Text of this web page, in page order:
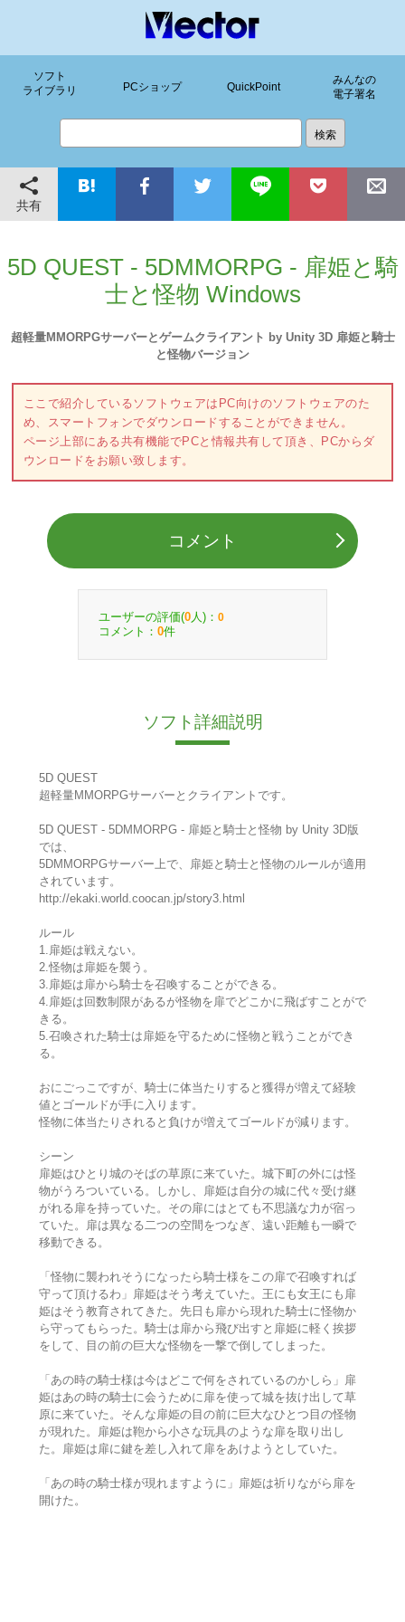
ソフト
ライブラリ
PCショップ QuickPoint
みんなの
電子署名
共有
5D QUEST - 5DMMORPG - 扉姫と騎
士と怪物 Windows
超軽量MMORPGサーバーとゲームクライアント by Unity 3D 扉姫と騎士
と怪物バージョン
ここで紹介しているソフトウェアはPC向けのソフトウェアのた
め、スマートフォンでダウンロードすることができません。
ページ上部にある共有機能でPCと情報共有して頂き、PCからダ
ウンロードをお願い致します。
コメント
ユーザーの評価(0 人)： 0
コメント： 0件
ソフト詳細説明
5D QUEST
超軽量MMORPGサーバーとクライアントです。
5D QUEST - 5DMMORPG - 扉姫と騎士と怪物 by Unity 3D版
では、
5DMMORPGサーバー上で、扉姫と騎士と怪物のルールが適用
されています。
http://ekaki.world.coocan.jp/story3.html
ルール
1.扉姫は戦えない。
2.怪物は扉姫を襲う。
3.扉姫は扉から騎士を召喚することができる。
4.扉姫は回数制限があるが怪物を扉でどこかに飛ばすことがで
きる。
5.召喚された騎士は扉姫を守るために怪物と戦うことができ
る。
おにごっこですが、騎士に体当たりすると獲得が増えて経験
値とゴールドが手に入ります。
怪物に体当たりされると負けが増えてゴールドが減ります。
シーン
扉姫はひとり城のそばの草原に来ていた。城下町の外には怪
物がうろついている。しかし、扉姫は自分の城に代々受け継
がれる扉を持っていた。その扉にはとても不思議な力が宿っ
ていた。扉は異なる二つの空間をつなぎ、遠い距離も一瞬で
移動できる。
「怪物に襲われそうになったら騎士様をこの扉で召喚すれば
守って頂けるわ」扉姫はそう考えていた。王にも女王にも扉
姫はそう教育されてきた。先日も扉から現れた騎士に怪物か
ら守ってもらった。騎士は扉から飛び出すと扉姫に軽く挨拶
をして、目の前の巨大な怪物を一撃で倒してしまった。
「あの時の騎士様は今はどこで何をされているのかしら」扉
姫はあの時の騎士に会うために扉を使って城を抜け出して草
原に来ていた。そんな扉姫の目の前に巨大なひとつ目の怪物
が現れた。扉姫は鞄から小さな玩具のような扉を取り出し
た。扉姫は扉に鍵を差し入れて扉をあけようとしていた。
「あの時の騎士様が現れますように」扉姫は祈りながら扉を
開けた。